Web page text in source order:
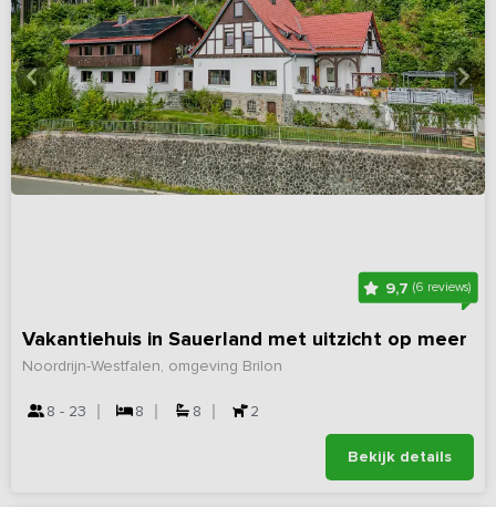
9,7(6 reviews)
Vakantiehuis in Sauerland met uitzicht op meer
Noordrijn-Westfalen, omgeving Brilon
8 - 23 8 8 2
Bekijk details